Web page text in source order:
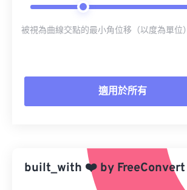
被視為曲線交點的最小角位移（以度為單位）
適用於所有
另存為預設
built_with ❤️ by FreeConvert